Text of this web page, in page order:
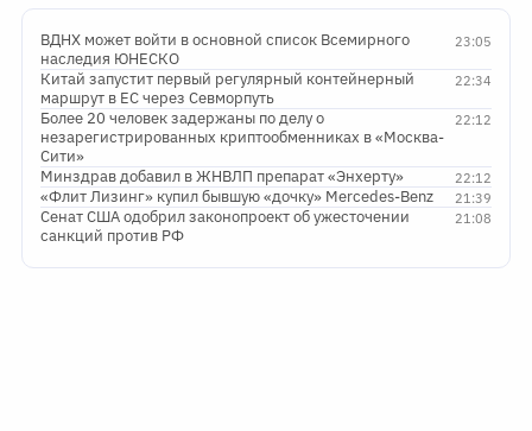
23:05
ВДНХ может войти в основной список Всемирного
наследия ЮНЕСКО
22:34
Китай запустит первый регулярный контейнерный
маршрут в ЕС через Севморпуть
22:12
Более 20 человек задержаны по делу о
незарегистрированных криптообменниках в «Москва-
Сити»
22:12
Минздрав добавил в ЖНВЛП препарат «Энхерту»
21:39
«Флит Лизинг» купил бывшую «дочку» Mercedes-Benz
21:08
Сенат США одобрил законопроект об ужесточении
санкций против РФ